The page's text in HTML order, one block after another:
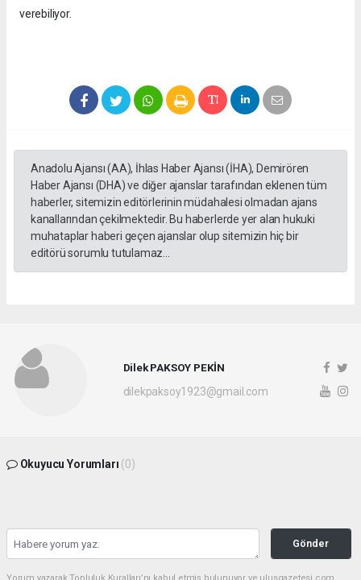
verebiliyor.
Anadolu Ajansı (AA), İhlas Haber Ajansı (İHA), Demirören
Haber Ajansı (DHA) ve diğer ajanslar tarafından eklenen tüm
haberler, sitemizin editörlerinin müdahalesi olmadan ajans
kanallarından çekilmektedir. Bu haberlerde yer alan hukuki
muhataplar haberi geçen ajanslar olup sitemizin hiç bir
editörü sorumlu tutulamaz...
Dilek PAKSOY PEKİN
dilekpaksoy1923@gmail.com
Okuyucu Yorumları (0)
Gönder
Yorum yazarak Topluluk Kuralları’nı kabul etmiş bulunuyor ve ulusgazetesi.com